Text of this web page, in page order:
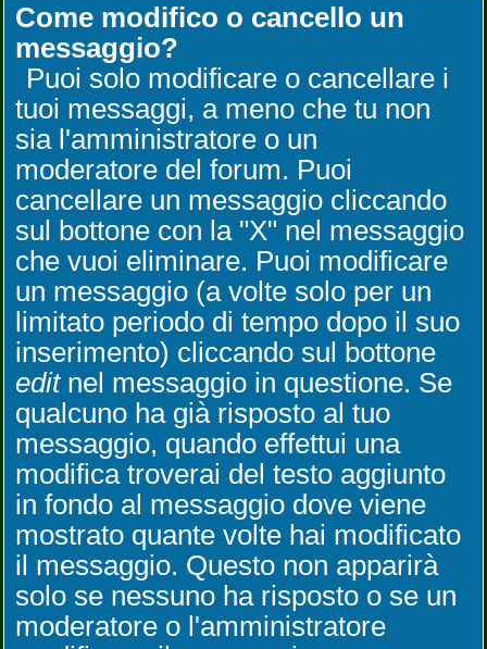
Come modifico o cancello un
messaggio?
Puoi solo modificare o cancellare i
tuoi messaggi, a meno che tu non
sia l'amministratore o un
moderatore del forum. Puoi
cancellare un messaggio cliccando
sul bottone con la "X" nel messaggio
che vuoi eliminare. Puoi modificare
un messaggio (a volte solo per un
limitato periodo di tempo dopo il suo
inserimento) cliccando sul bottone
editnel messaggio in questione. Se
qualcuno ha già risposto al tuo
messaggio, quando effettui una
modifica troverai del testo aggiunto
in fondo al messaggio dove viene
mostrato quante volte hai modificato
il messaggio. Questo non apparirà
solo se nessuno ha risposto o se un
moderatore o l'amministratore